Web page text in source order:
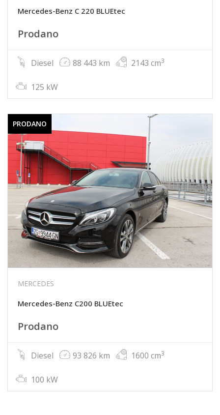
Mercedes-Benz C 220 BLUEtec
Prodano
Diesel 88 443 km 2143 cm3
125 kW
PRODANO
MERCEDES
Mercedes-Benz C200 BLUEtec
Prodano
Diesel 93 826 km 1600 cm3
100 kW